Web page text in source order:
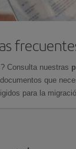
Consulta nuestras
que
para la